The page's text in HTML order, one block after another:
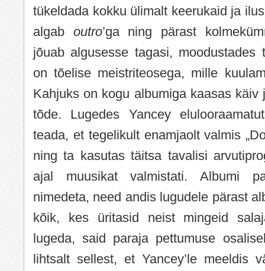
tükeldada kokku ülimalt keerukaid ja
algab outro’ga ning pärast
jõuab algusesse tagasi, moodustades
on tõelise meistriteosega, mille
Kahjuks on kogu albumiga kaasas käiv
tõde. Lugedes Yancey
teada, et tegelikult enamjaolt valmis
ning ta kasutas täitsa tavalisi
ajal muusikat valmistati. Albumi
nimedeta, need andis lugudele pärast
kõik, kes üritasid neist mingeid
lugeda, said paraja pettumuse
lihtsalt sellest, et Yancey’le meeldis